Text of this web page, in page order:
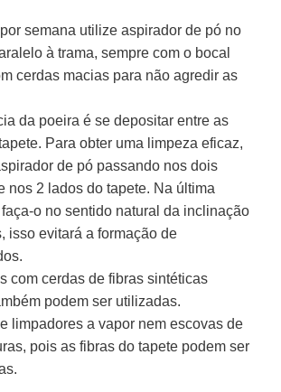
semana utilize aspirador de pó no
à trama, sempre com o bocal
cerdas macias para não agredir as
da poeira é se depositar entre as
Para obter uma limpeza eficaz,
de pó passando nos dois
nos 2 lados do tapete. Na última
o no sentido natural da inclinação
isso evitará a formação de
com cerdas de fibras sintéticas
podem ser utilizadas.
limpadores a vapor nem escovas de
pois as fibras do tapete podem ser